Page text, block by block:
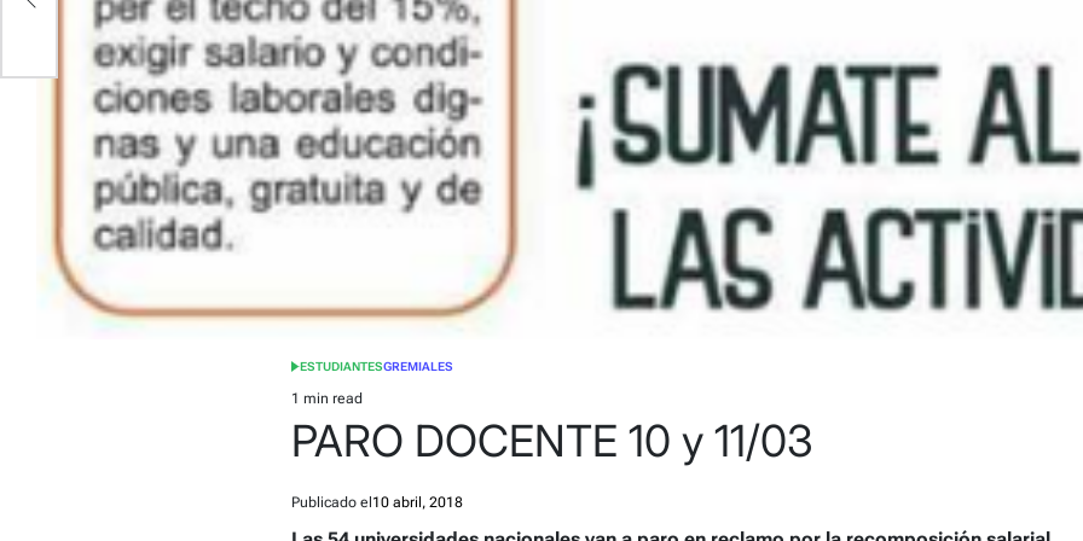
POSTED
IN
ESTUDIANTESGREMIALES
Estimated
read
time
1 min read
PARO DOCENTE 10 y 11/03
Publicado el 10 abril, 2018